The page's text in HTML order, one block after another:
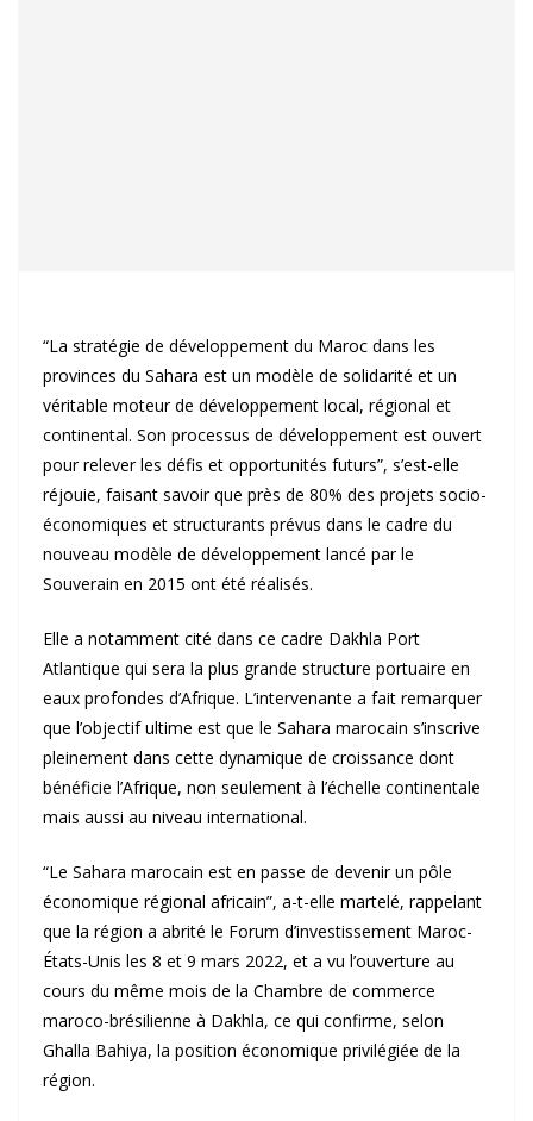
“La stratégie de développement du Maroc dans les
provinces du Sahara est un modèle de solidarité et un
véritable moteur de développement local, régional et
continental. Son processus de développement est ouvert
pour relever les défis et opportunités futurs”, s’est-elle
réjouie, faisant savoir que près de 80% des projets socio-
économiques et structurants prévus dans le cadre du
nouveau modèle de développement lancé par le
Souverain en 2015 ont été réalisés.
Elle a notamment cité dans ce cadre Dakhla Port
Atlantique qui sera la plus grande structure portuaire en
eaux profondes d’Afrique. L’intervenante a fait remarquer
que l’objectif ultime est que le Sahara marocain s’inscrive
pleinement dans cette dynamique de croissance dont
bénéficie l’Afrique, non seulement à l’échelle continentale
mais aussi au niveau international.
“Le Sahara marocain est en passe de devenir un pôle
économique régional africain”, a-t-elle martelé, rappelant
que la région a abrité le Forum d’investissement Maroc-
États-Unis les 8 et 9 mars 2022, et a vu l’ouverture au
cours du même mois de la Chambre de commerce
maroco-brésilienne à Dakhla, ce qui confirme, selon
Ghalla Bahiya, la position économique privilégiée de la
région.